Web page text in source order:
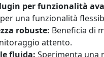
per funzionalità
una funzionalità
robuste: Beneficia di
attento.
fluida: Sperimenta una